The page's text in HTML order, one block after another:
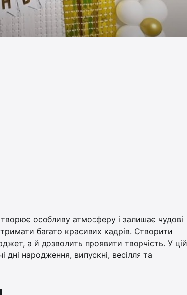
особливу атмосферу і залишає чудові
багато красивих кадрів. Створити
а й дозволить проявити творчість. У цій
дні народження, випускні, весілля та